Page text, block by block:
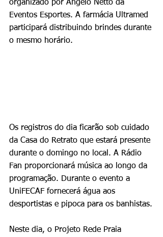
organizado por Ângelo Netto da
Eventos Esportes. A farmácia Ultramed
participará distribuindo brindes durante
o mesmo horário.
Os registros do dia ficarão sob cuidado
da Casa do Retrato que estará presente
durante o domingo no local. A Rádio
Fan proporcionará música ao longo da
programação. Durante o evento a
UniFECAF fornecerá água aos
desportistas e pipoca para os banhistas.
Neste dia, o Projeto Rede Praia